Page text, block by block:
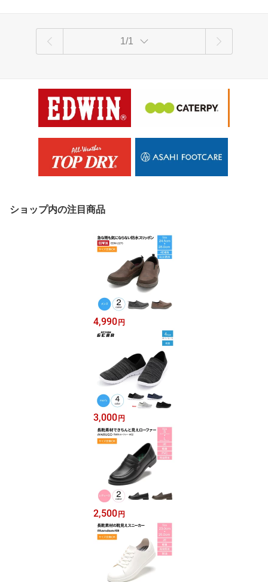
1/1
ショップ内の注目商品
4,990 円
3,000 円
2,500 円